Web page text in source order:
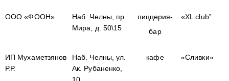
ООО «ФООН»
Наб. Челны, пр.
Мира, д. 50\15
пиццерия-
бар
«XL club”
ИП Мухаметзянов
Р.Р.
Наб. Челны, ул.
Ак. Рубаненко,
кафе «Сливки»